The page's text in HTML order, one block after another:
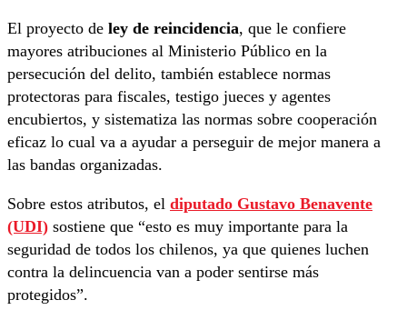
El proyecto de ley de reincidencia, que le confiere
mayores atribuciones al Ministerio Público en la
persecución del delito, también establece normas
protectoras para fiscales, testigo jueces y agentes
encubiertos, y sistematiza las normas sobre cooperación
eficaz lo cual va a ayudar a perseguir de mejor manera a
las bandas organizadas.
Sobre estos atributos, el diputado Gustavo Benavente
(UDI) sostiene que “esto es muy importante para la
seguridad de todos los chilenos, ya que quienes luchen
contra la delincuencia van a poder sentirse más
protegidos”.